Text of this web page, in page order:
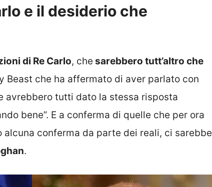
e il desiderio che
di Re Carlo, che sarebbero tutt’altro che
Beast che ha affermato di aver parlato con
avrebbero tutti dato la stessa risposta
bene”. E a conferma di quelle che per ora
conferma da parte dei reali, ci sarebbe
.